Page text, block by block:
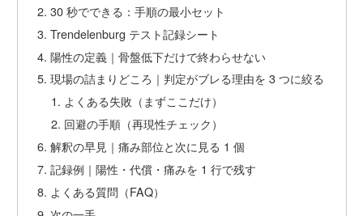
30 秒でできる：手順の最小セット
Trendelenburg テスト記録シート
陽性の定義｜骨盤低下だけで終わらせない
現場の詰まりどころ｜判定がブレる理由を 3 つに絞る
よくある失敗（まずここだけ）
回避の手順（再現性チェック）
解釈の早見｜痛み部位と次に見る 1 個
記録例｜陽性・代償・痛みを 1 行で残す
よくある質問（FAQ）